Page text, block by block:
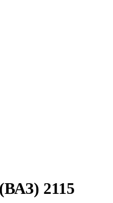
2115